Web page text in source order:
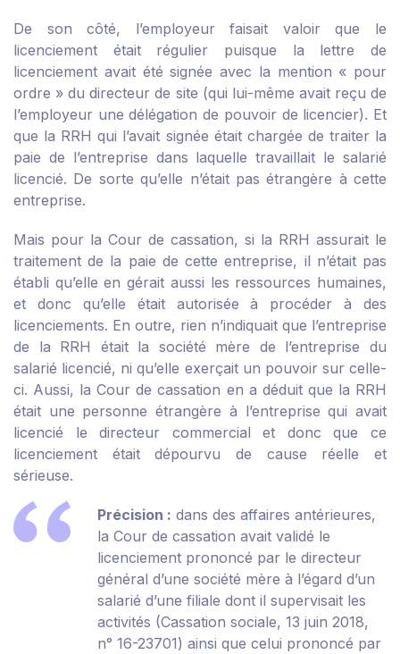
De son côté, l’employeur faisait valoir que le
licenciement était régulier puisque la lettre de
licenciement avait été signée avec la mention « pour
ordre » du directeur de site (qui lui-même avait reçu de
l’employeur une délégation de pouvoir de licencier). Et
que la RRH qui l’avait signée était chargée de traiter la
paie de l’entreprise dans laquelle travaillait le salarié
licencié. De sorte qu’elle n’était pas étrangère à cette
entreprise.
Mais pour la Cour de cassation, si la RRH assurait le
traitement de la paie de cette entreprise, il n’était pas
établi qu’elle en gérait aussi les ressources humaines,
et donc qu’elle était autorisée à procéder à des
licenciements. En outre, rien n’indiquait que l’entreprise
de la RRH était la société mère de l’entreprise du
salarié licencié, ni qu’elle exerçait un pouvoir sur celle-
ci. Aussi, la Cour de cassation en a déduit que la RRH
était une personne étrangère à l’entreprise qui avait
licencié le directeur commercial et donc que ce
licenciement était dépourvu de cause réelle et
sérieuse.
Précision : dans des affaires antérieures,
la Cour de cassation avait validé le
licenciement prononcé par le directeur
général d’une société mère à l’égard d’un
salarié d’une filiale dont il supervisait les
activités (Cassation sociale, 13 juin 2018,
n° 16-23701) ainsi que celui prononcé par